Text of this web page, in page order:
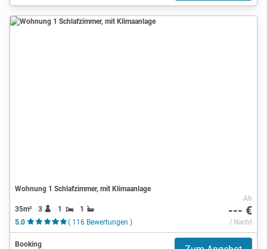
Wohnung 1 Schlafzimmer, mit Klimaanlage
35m² 3 1
1
5.0
( 116 Bewertungen )
Ab
--- €
/ Nacht
Booking